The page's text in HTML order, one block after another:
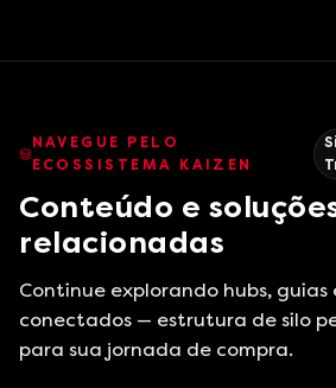
NAVEGUE PELO
ECOSSISTEMA KAIZEN
Conteúdo e
relacionadas
Continue explorando hubs, guias
conectados — estrutura de silo
para sua jornada de compra.